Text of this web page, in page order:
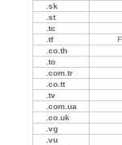
.sk
.st
.tc
.tf
.co.th
.to
.com.tr
.co.tt
.tv
.com.ua
.co.uk
.vg
.vu